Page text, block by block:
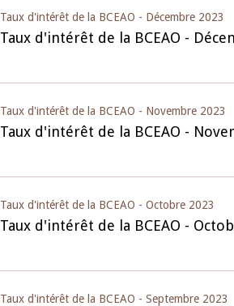
Taux d'intérêt de la BCEAO - Décembre 2023
Taux d'intérêt de la BCEAO -
Taux d'intérêt de la BCEAO - Novembre 2023
Taux d'intérêt de la BCEAO -
Taux d'intérêt de la BCEAO - Octobre 2023
Taux d'intérêt de la BCEAO -
Taux d'intérêt de la BCEAO - Septembre 2023